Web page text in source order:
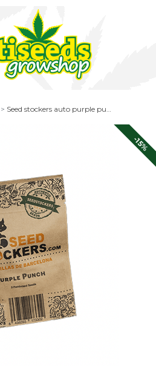
Seed stockers auto purple punch 3 un
-15%